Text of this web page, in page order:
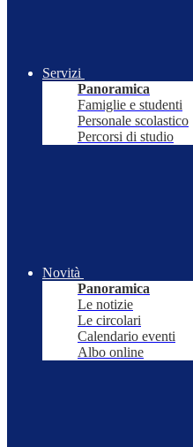
Servizi
Panoramica
Famiglie e studenti
Personale scolastico
Percorsi di studio
Novità
Panoramica
Le notizie
Le circolari
Calendario eventi
Albo online